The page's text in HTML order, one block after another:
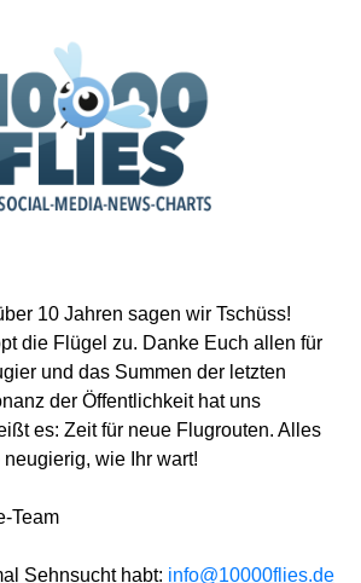
10 Jahren sagen wir Tschüss!
die Flügel zu. Danke Euch allen für
und das Summen der letzten
der Öffentlichkeit hat uns
es: Zeit für neue Flugrouten. Alles
wie Ihr wart!
Team
Sehnsucht habt: info@10000flies.de